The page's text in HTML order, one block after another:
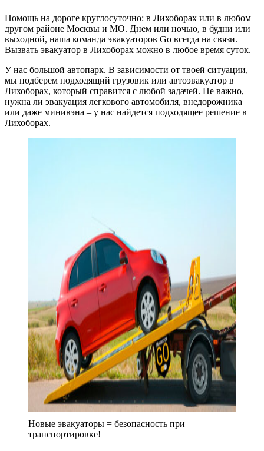
Помощь на дороге круглосуточно: в Лихоборах или в любом
другом районе Москвы и МО. Днем или ночью, в будни или
выходной, наша команда эвакуаторов Go всегда на связи.
Вызвать эвакуатор в Лихоборах можно в любое время суток.
У нас большой автопарк. В зависимости от твоей ситуации,
мы подберем подходящий грузовик или автоэвакуатор в
Лихоборах, который справится с любой задачей. Не важно,
нужна ли эвакуация легкового автомобиля, внедорожника
или даже минивэна – у нас найдется подходящее решение в
Лихоборах.
Новые эвакуаторы = безопасность при
транспортировке!